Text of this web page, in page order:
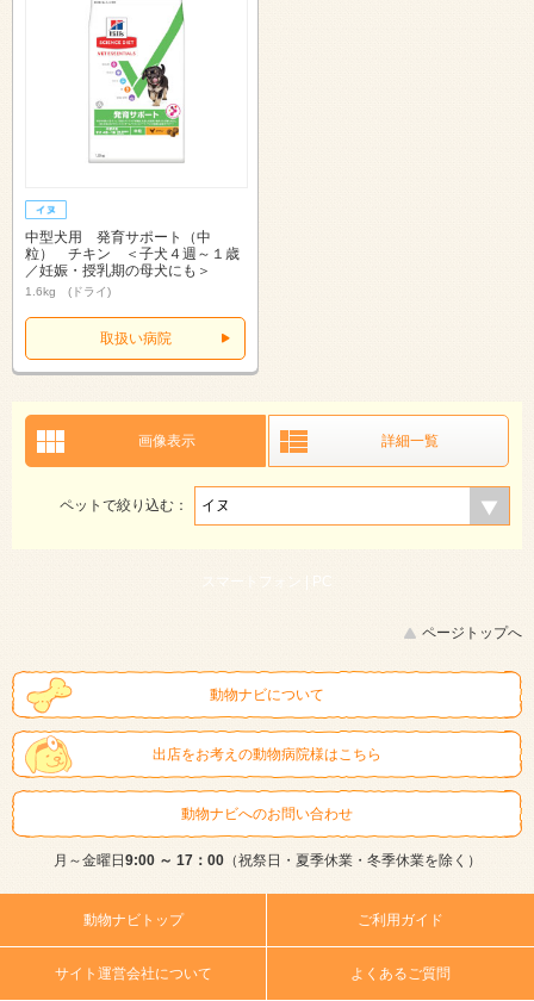
中型犬用 発育サポート（中
粒） チキン ＜子犬４週～１歳
／妊娠・授乳期の母犬にも＞
1.6kg (ドライ)
取扱い病院
画像表示 詳細一覧
ペットで絞り込む：
スマートフォン | PC
ページトップへ
動物ナビについて
出店をお考えの動物病院様はこちら
動物ナビへのお問い合わせ
月～金曜日9:00 ～ 17：00（祝祭日・夏季休業・冬季休業を除く）
動物ナビトップ ご利用ガイド
サイト運営会社について よくあるご質問